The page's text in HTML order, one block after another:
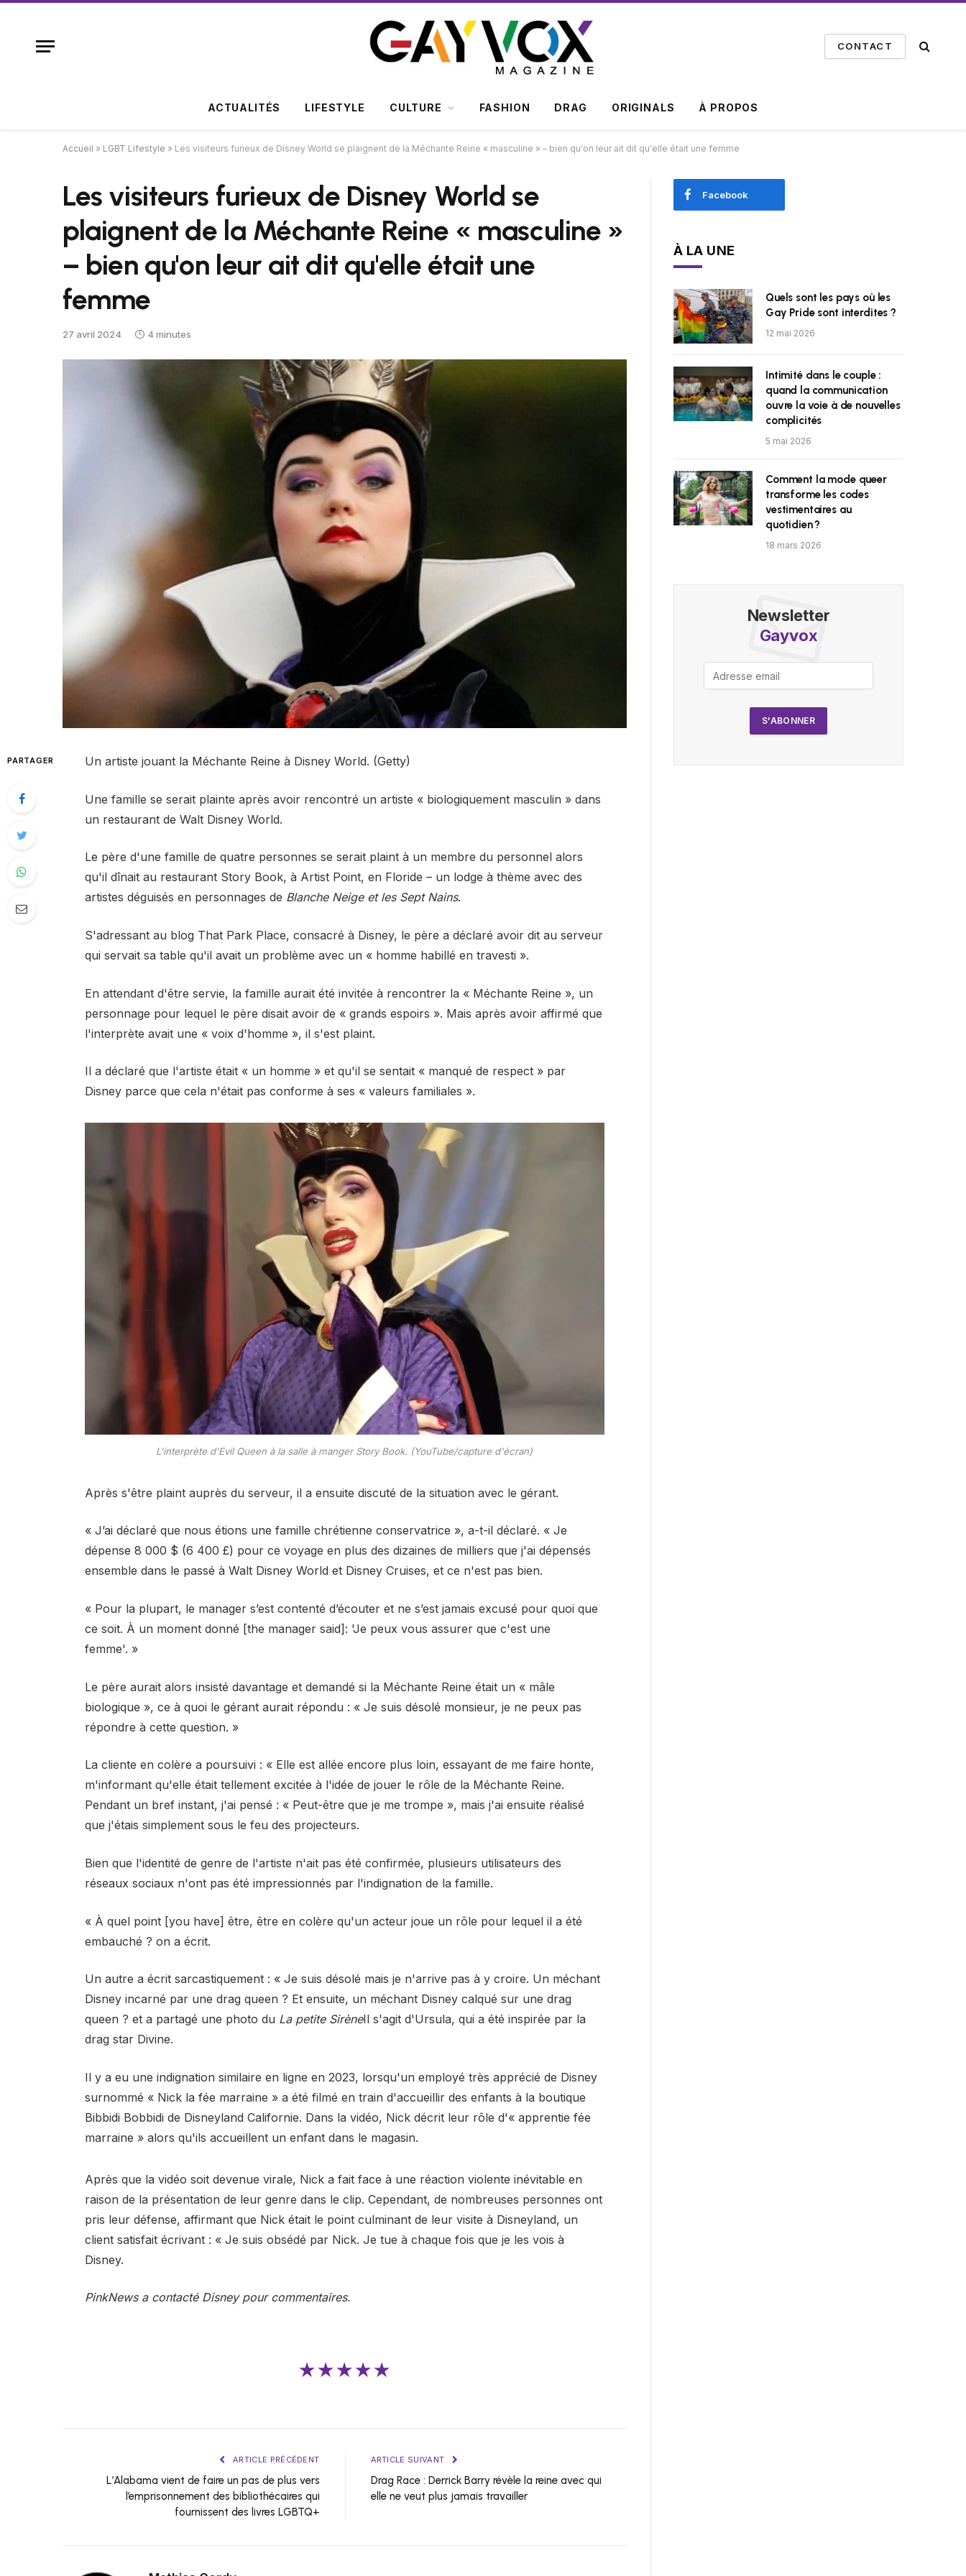
CONTACT
ACTUALITÉS LIFESTYLE CULTURE FASHION DRAG ORIGINALS À PROPOS
Accueil » LGBT Lifestyle » Les visiteurs furieux de Disney World se plaignent de la Méchante Reine « masculine » – bien qu'on leur ait dit qu'elle était une femme
Les visiteurs furieux de Disney World se
plaignent de la Méchante Reine « masculine »
– bien qu'on leur ait dit qu'elle était une
femme
27 avril 2024 4 minutes
PARTAGER Un artiste jouant la Méchante Reine à Disney World. (Getty)
Une famille se serait plainte après avoir rencontré un artiste « biologiquement masculin » dans
un restaurant de Walt Disney World.
Le père d'une famille de quatre personnes se serait plaint à un membre du personnel alors
qu'il dînait au restaurant Story Book, à Artist Point, en Floride – un lodge à thème avec des
artistes déguisés en personnages de Blanche Neige et les Sept Nains.
S'adressant au blog That Park Place, consacré à Disney, le père a déclaré avoir dit au serveur
qui servait sa table qu'il avait un problème avec un « homme habillé en travesti ».
En attendant d'être servie, la famille aurait été invitée à rencontrer la « Méchante Reine », un
personnage pour lequel le père disait avoir de « grands espoirs ». Mais après avoir affirmé que
l'interprète avait une « voix d'homme », il s'est plaint.
Il a déclaré que l'artiste était « un homme » et qu'il se sentait « manqué de respect » par
Disney parce que cela n'était pas conforme à ses « valeurs familiales ».
L'interprète d'Evil Queen à la salle à manger Story Book. (YouTube/capture d'écran)
Après s'être plaint auprès du serveur, il a ensuite discuté de la situation avec le gérant.
« J’ai déclaré que nous étions une famille chrétienne conservatrice », a-t-il déclaré. « Je
dépense 8 000 $ (6 400 £) pour ce voyage en plus des dizaines de milliers que j'ai dépensés
ensemble dans le passé à Walt Disney World et Disney Cruises, et ce n'est pas bien.
« Pour la plupart, le manager s’est contenté d’écouter et ne s’est jamais excusé pour quoi que
ce soit. À un moment donné [the manager said]: 'Je peux vous assurer que c'est une
femme'. »
Le père aurait alors insisté davantage et demandé si la Méchante Reine était un « mâle
biologique », ce à quoi le gérant aurait répondu : « Je suis désolé monsieur, je ne peux pas
répondre à cette question. »
La cliente en colère a poursuivi : « Elle est allée encore plus loin, essayant de me faire honte,
m'informant qu'elle était tellement excitée à l'idée de jouer le rôle de la Méchante Reine.
Pendant un bref instant, j'ai pensé : « Peut-être que je me trompe », mais j'ai ensuite réalisé
que j'étais simplement sous le feu des projecteurs.
Bien que l'identité de genre de l'artiste n'ait pas été confirmée, plusieurs utilisateurs des
réseaux sociaux n'ont pas été impressionnés par l'indignation de la famille.
« À quel point [you have] être, être en colère qu'un acteur joue un rôle pour lequel il a été
embauché ? on a écrit.
Un autre a écrit sarcastiquement : « Je suis désolé mais je n'arrive pas à y croire. Un méchant
Disney incarné par une drag queen ? Et ensuite, un méchant Disney calqué sur une drag
queen ? et a partagé une photo du La petite SirèneIl s'agit d'Ursula, qui a été inspirée par la
drag star Divine.
Il y a eu une indignation similaire en ligne en 2023, lorsqu'un employé très apprécié de Disney
surnommé « Nick la fée marraine » a été filmé en train d'accueillir des enfants à la boutique
Bibbidi Bobbidi de Disneyland Californie. Dans la vidéo, Nick décrit leur rôle d'« apprentie fée
marraine » alors qu'ils accueillent un enfant dans le magasin.
Après que la vidéo soit devenue virale, Nick a fait face à une réaction violente inévitable en
raison de la présentation de leur genre dans le clip. Cependant, de nombreuses personnes ont
pris leur défense, affirmant que Nick était le point culminant de leur visite à Disneyland, un
client satisfait écrivant : « Je suis obsédé par Nick. Je tue à chaque fois que je les vois à
Disney.
PinkNews a contacté Disney pour commentaires.
★★★★★
ARTICLE PRÉCÉDENT
L’Alabama vient de faire un pas de plus vers
l’emprisonnement des bibliothécaires qui
fournissent des livres LGBTQ+
ARTICLE SUIVANT
Drag Race : Derrick Barry révèle la reine avec qui
elle ne veut plus jamais travailler
Facebook
À LA UNE
Quels sont les pays où les
Gay Pride sont interdites ?
12 mai 2026
Intimité dans le couple :
quand la communication
ouvre la voie à de nouvelles
complicités
5 mai 2026
Comment la mode queer
transforme les codes
vestimentaires au
quotidien ?
18 mars 2026
Newsletter
Gayvox